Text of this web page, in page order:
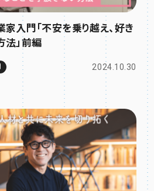
入門「不安を乗り越え、好き
法」前編
2024.10.30